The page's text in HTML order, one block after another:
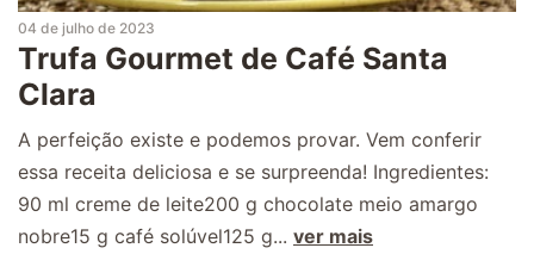
04 de julho de 2023
Trufa Gourmet de Café Santa
Clara
A perfeição existe e podemos provar. Vem conferir
essa receita deliciosa e se surpreenda! Ingredientes:
90 ml creme de leite200 g chocolate meio amargo
nobre15 g café solúvel125 g... ver mais